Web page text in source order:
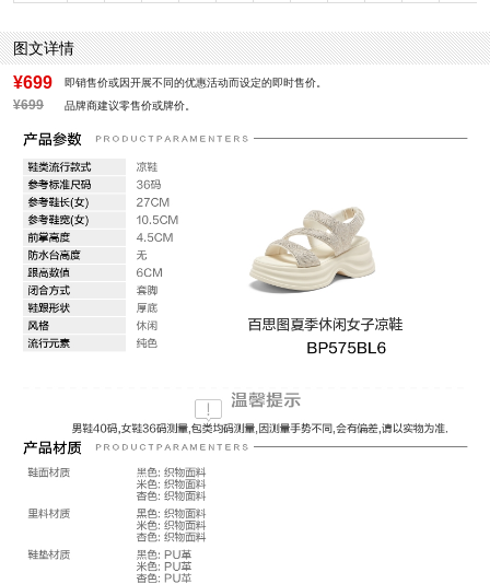
里料材质：织物面料
防水台高度：无
风格：休闲
图文详情
¥699 即销售价或因开展不同的优惠活动而设定的即时售价。
¥699 品牌商建议零售价或牌价。